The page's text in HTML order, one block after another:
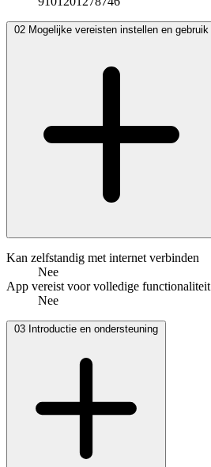
02 Mogelijke vereisten instellen en gebruik
Kan zelfstandig met internet verbinden
Nee
App vereist voor volledige functionaliteit
Nee
03 Introductie en ondersteuning